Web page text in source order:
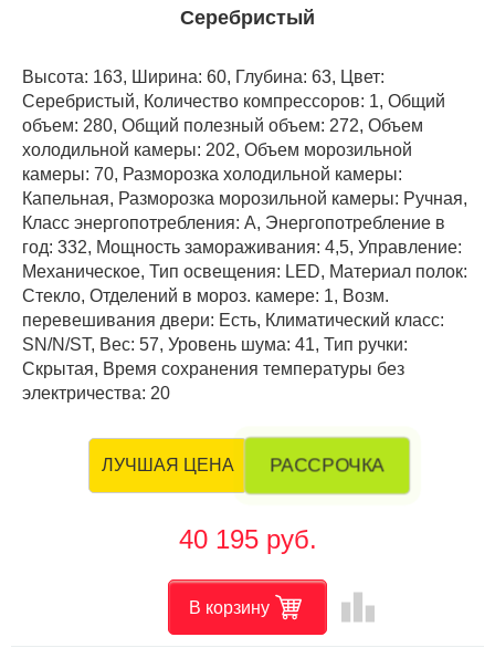
Серебристый
Высота: 163, Ширина: 60, Глубина: 63, Цвет:
Серебристый, Количество компрессоров: 1, Общий
объем: 280, Общий полезный объем: 272, Объем
холодильной камеры: 202, Объем морозильной
камеры: 70, Разморозка холодильной камеры:
Капельная, Разморозка морозильной камеры: Ручная,
Класс энергопотребления: А, Энергопотребление в
год: 332, Мощность замораживания: 4,5, Управление:
Механическое, Тип освещения: LED, Материал полок:
Стекло, Отделений в мороз. камере: 1, Возм.
перевешивания двери: Есть, Климатический класс:
SN/N/ST, Вес: 57, Уровень шума: 41, Тип ручки:
Скрытая, Время сохранения температуры без
электричества: 20
ЛУЧШАЯ ЦЕНА РАССРОЧКА
40 195 руб.
В корзину leaderboard